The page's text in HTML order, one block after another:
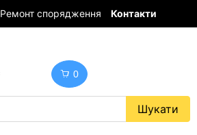
Ремонт спорядження Контакти
0